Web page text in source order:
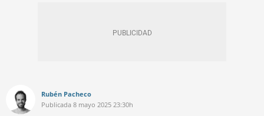
Rubén Pacheco
Publicada 8 mayo 2025 23:30h